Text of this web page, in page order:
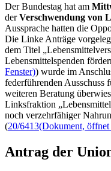
Der Bundestag hat am
derVerschwendung von
Aussprache hatten die
Die Linke Anträge
dem Titel
Lebensmittelspenden
Fenster)) wurde im
federführenden
weiteren Beratung
Linksfraktion
noch verzehrfähiger
(20/6413(Dokument, öffnet
Antrag der